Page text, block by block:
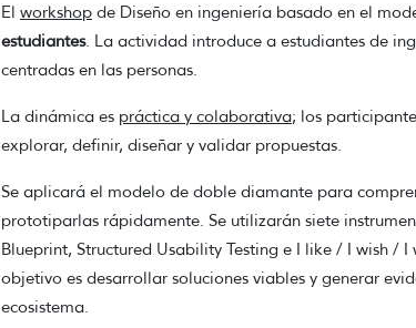
El workshop de Diseño en ingeniería basado en el
estudiantes. La actividad introduce a estudiantes de
centradas en las personas.
La dinámica es práctica y colaborativa; los
explorar, definir, diseñar y validar propuestas.
Se aplicará el modelo de doble diamante para
prototiparlas rápidamente. Se utilizarán siete
Blueprint, Structured Usability Testing e I like / I wish /
objetivo es desarrollar soluciones viables y generar
ecosistema.